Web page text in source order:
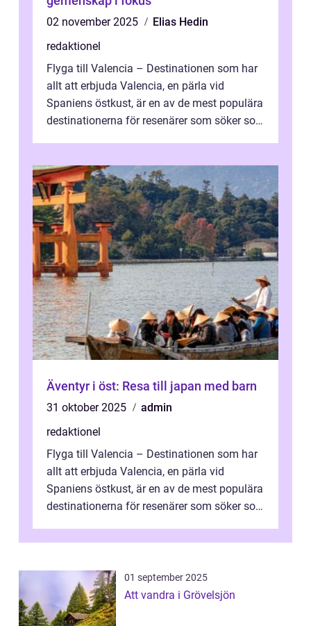
02 november 2025
Elias Hedin
redaktionel
Flyga till Valencia – Destinationen som har
allt att erbjuda Valencia, en pärla vid
Spaniens östkust, är en av de mest populära
destinationerna för resenärer som söker sol,
Äventyr i öst: Resa till japan med barn
31 oktober 2025
admin
redaktionel
Flyga till Valencia – Destinationen som har
allt att erbjuda Valencia, en pärla vid
Spaniens östkust, är en av de mest populära
destinationerna för resenärer som söker sol,
01 september 2025
Att vandra i Grövelsjön